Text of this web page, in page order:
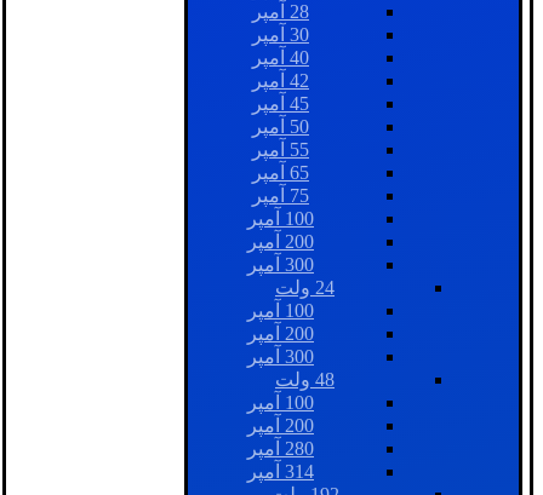
28 آمپر
30 آمپر
40 آمپر
42 آمپر
45 آمپر
50 آمپر
55 آمپر
65 آمپر
75 آمپر
100 آمپر
200 آمپر
300 آمپر
24 ولت
100 آمپر
200 آمپر
300 آمپر
48 ولت
100 آمپر
200 آمپر
280 آمپر
314 آمپر